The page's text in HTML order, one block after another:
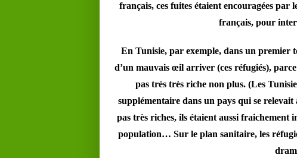
français, ces fuites étaient encouragées
français, pour
En Tunisie, par exemple, dans un
d’un mauvais œil arriver (ces réfugiés),
pas très très riche non plus. (Les
supplémentaire dans un pays qui se
pas très riches, ils étaient aussi fraichement
population… Sur le plan sanitaire, les